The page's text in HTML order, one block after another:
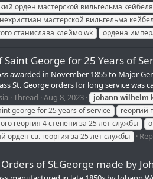
орден мастерской вильгельма кейбеля
мастерской вильгельма
станислава клеймо wk
ордена
Saint George for 25 Years of
awarded in November 1855 to Major
St. George orders for long service was
Thread Aug 8, 2023 johann wilhelm
george for 25 years of service
георгий
георгия 4 степени за 25 лет службы
орден св. георгия за 25 лет службы
of St.George made by